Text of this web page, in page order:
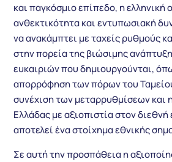
και παγκόσμιο επίπεδο, η ελληνική
ανθεκτικότητα και εντυπωσιακή
να ανακάμπτει με ταχείς ρυθμούς
στην πορεία της βιώσιμης
ευκαιριών που δημιουργούνται,
απορρόφηση των πόρων του
συνέχιση των μεταρρυθμίσεων και
Ελλάδας με αξιοπιστία στον
αποτελεί ένα στοίχημα εθνικής
Σε αυτή την προσπάθεια η